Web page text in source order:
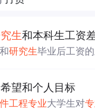
生和本科生工资
研究生毕业后工资
和考研的利弊，一些
研能提升专业素养
望和个人目标
工程专业大学生对